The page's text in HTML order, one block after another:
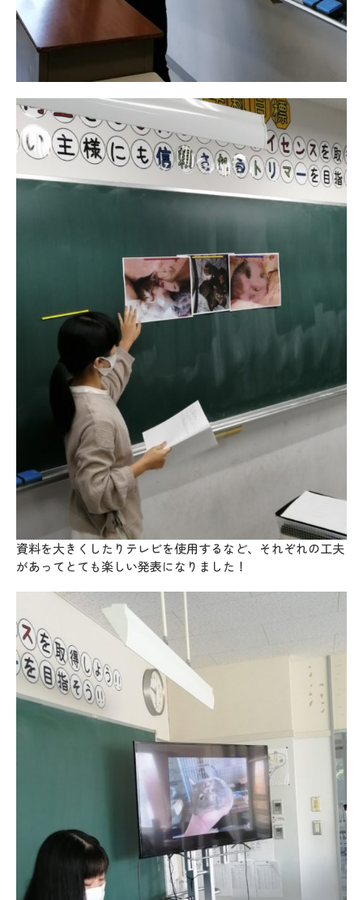
資料を大きくしたりテレビを使用するなど、それぞれの工夫
があってとても楽しい発表になりました！